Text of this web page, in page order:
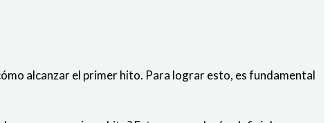
alcanzar el primer hito. Para lograr esto, es fundamental